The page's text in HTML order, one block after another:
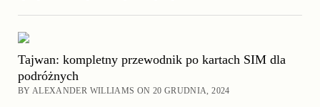
Tajwan: kompletny przewodnik po kartach SIM dla
podróżnych
BY ALEXANDER WILLIAMS ON 20 GRUDNIA, 2024